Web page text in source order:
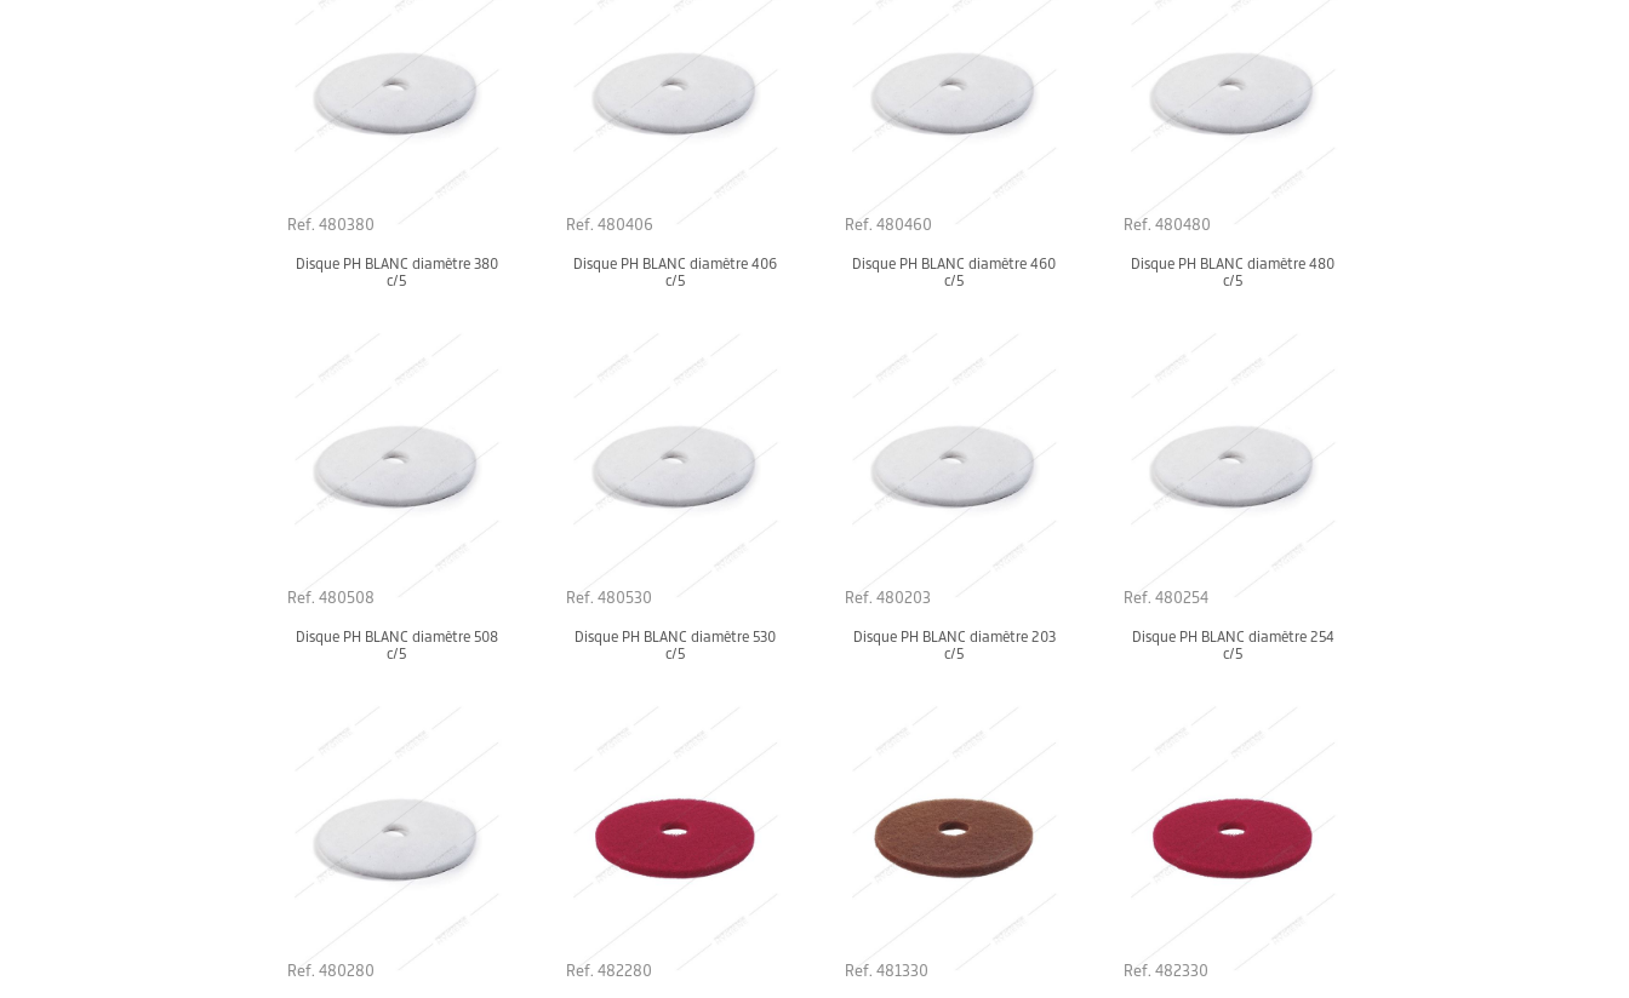
Ref. 480380
Disque PH BLANC diamètre 380
c/5
Ref. 480406
Disque PH BLANC diamètre 406
c/5
Ref. 480460
Disque PH BLANC diamètre 460
c/5
Ref. 480480
Disque PH BLANC diamètre 480
c/5
Ref. 480508
Disque PH BLANC diamètre 508
c/5
Ref. 480530
Disque PH BLANC diamètre 530
c/5
Ref. 480203
Disque PH BLANC diamètre 203
c/5
Ref. 480254
Disque PH BLANC diamètre 254
c/5
Ref. 480280 Ref. 482280 Ref. 481330 Ref. 482330